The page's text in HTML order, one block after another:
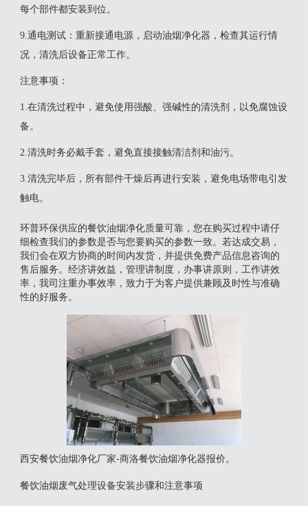
每个部件都安装到位。
‌9.通电测试‌：重新接通电源，启动油烟净化器，检查其运行情
况，清洗后设备正常工作。
‌注意事项‌：
1.在清洗过程中，避免使用强酸、强碱性的清洗剂，以免腐蚀设
备。
2.清洗时务必戴手套，避免直接接触清洁剂和油污。
3.清洗完毕后，所有部件干燥后再进行安装，避免电场带电引发
触电。
环普环保供应的餐饮油烟净化质量可靠，您在购买过程中请仔
细检查我们的参数是否与您要购买的参数一致。若达成交易，
我们会在双方协商的时间内发货，并提供免费产品信息咨询的
售后服务。经济讲效益，管理讲制度，办事讲原则，工作讲效
率，我司注重办事效率，致力于为客户提供兼顾及时性与准确
性的好服务。
西安餐饮油烟净化厂家-商洛餐饮油烟净化器报价。
餐饮油烟废气处理设备安装步骤和注意事项